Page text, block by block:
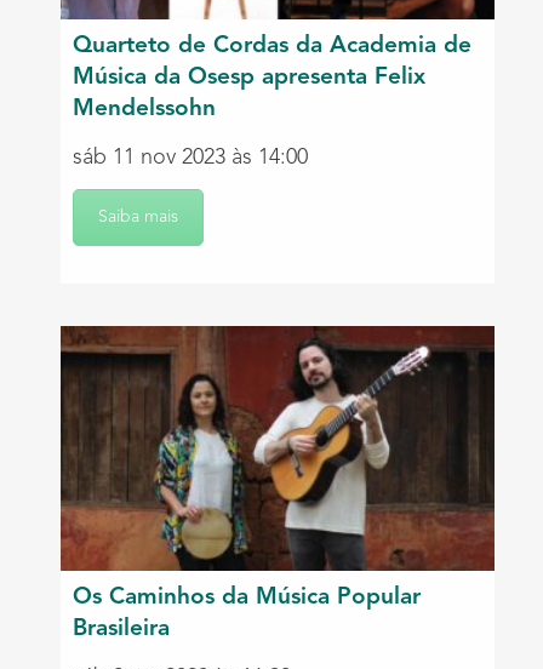
Quarteto de Cordas da Academia de
Música da Osesp apresenta Felix
Mendelssohn
sáb 11 nov 2023 às 14:00
Saiba mais
Os Caminhos da Música Popular
Brasileira